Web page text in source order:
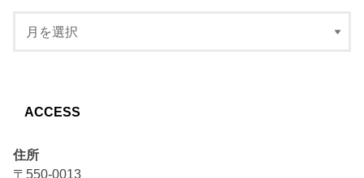
ACCESS
住所
〒550-0013